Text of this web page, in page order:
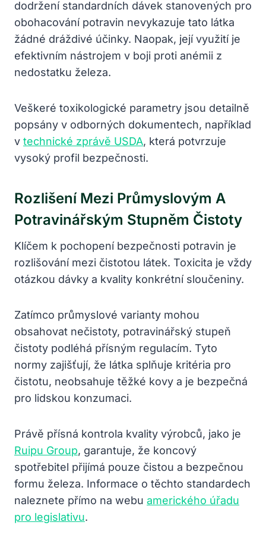
dodržení standardních dávek stanovených pro
obohacování potravin nevykazuje tato látka
žádné dráždivé účinky. Naopak, její využití je
efektivním nástrojem v boji proti anémii z
nedostatku železa.
Veškeré toxikologické parametry jsou detailně
popsány v odborných dokumentech, například
v technické zprávě USDA, která potvrzuje
vysoký profil bezpečnosti.
Rozlišení Mezi Průmyslovým A
Potravinářským Stupněm Čistoty
Klíčem k pochopení bezpečnosti potravin je
rozlišování mezi čistotou látek. Toxicita je vždy
otázkou dávky a kvality konkrétní sloučeniny.
Zatímco průmyslové varianty mohou
obsahovat nečistoty, potravinářský stupeň
čistoty podléhá přísným regulacím. Tyto
normy zajišťují, že látka splňuje kritéria pro
čistotu, neobsahuje těžké kovy a je bezpečná
pro lidskou konzumaci.
Právě přísná kontrola kvality výrobců, jako je
Ruipu Group, garantuje, že koncový
spotřebitel přijímá pouze čistou a bezpečnou
formu železa. Informace o těchto standardech
naleznete přímo na webu amerického úřadu
pro legislativu.